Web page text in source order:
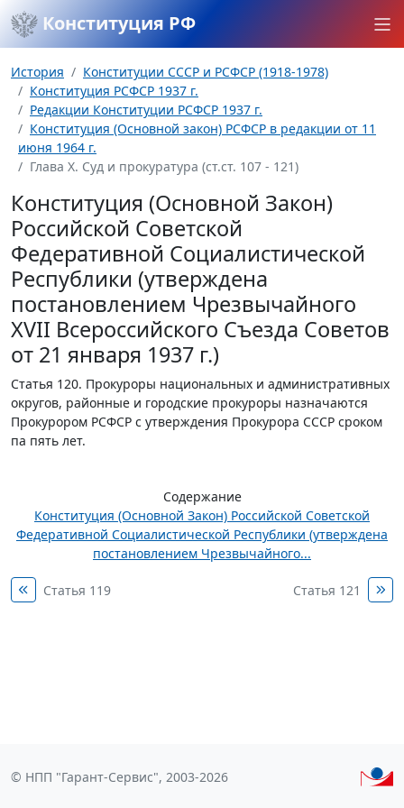
Конституция РФ
История
Конституции СССР и РСФСР (1918-1978)
Конституция РСФСР 1937 г.
Редакции Конституции РСФСР 1937 г.
Конституция (Основной закон) РСФСР в редакции от 11
июня 1964 г.
Глава Х. Суд и прокуратура (ст.ст. 107 - 121)
Конституция (Основной Закон)
Российской Советской
Федеративной Социалистической
Республики (утверждена
постановлением Чрезвычайного
XVII Всероссийского Съезда Советов
от 21 января 1937 г.)
Статья 120. Прокуроры национальных и административных
округов, районные и городские прокуроры назначаются
Прокурором РСФСР с утверждения Прокурора СССР сроком
па пять лет.
Содержание
Конституция (Основной Закон) Российской Советской
Федеративной Социалистической Республики (утверждена
постановлением Чрезвычайного...
Статья 119 Статья 121
© НПП "Гарант-Сервис", 2003-2026